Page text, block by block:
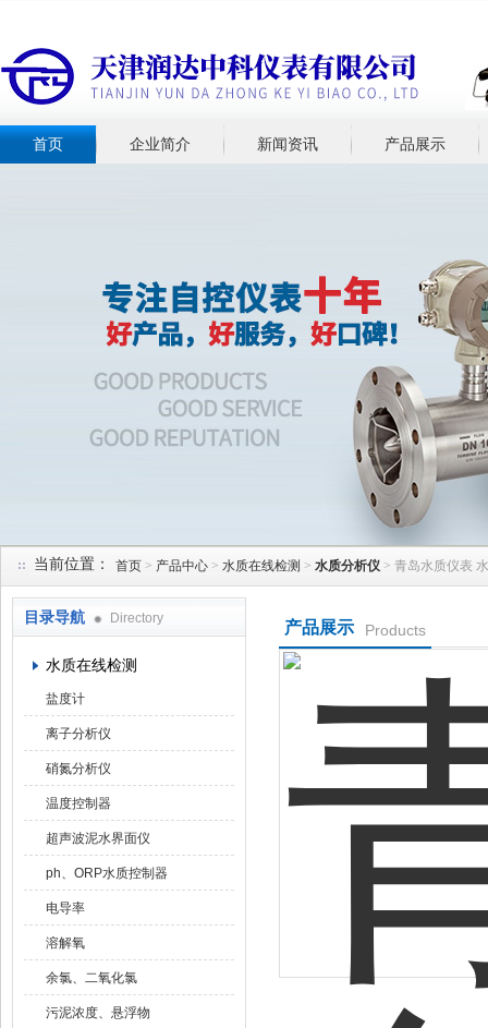
首页 企业简介 新闻资讯 产品展示
当前位置： 首页 > 产品中心 > 水质在线检测 > 水质分析仪 > 青岛水质仪表
目录导航 Directory
水质在线检测
盐度计
离子分析仪
硝氮分析仪
温度控制器
超声波泥水界面仪
ph、ORP水质控制器
电导率
溶解氧
余氯、二氧化氯
污泥浓度、悬浮物
产品展示 Products